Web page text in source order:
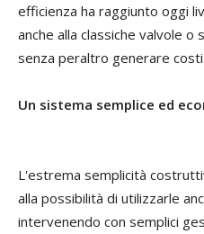
efficienza ha raggiunto oggi
anche alla classiche valvole o
senza peraltro generare
Un sistema semplice ed
L'estrema semplicità
alla possibilità di utilizzarle
intervenendo con semplici